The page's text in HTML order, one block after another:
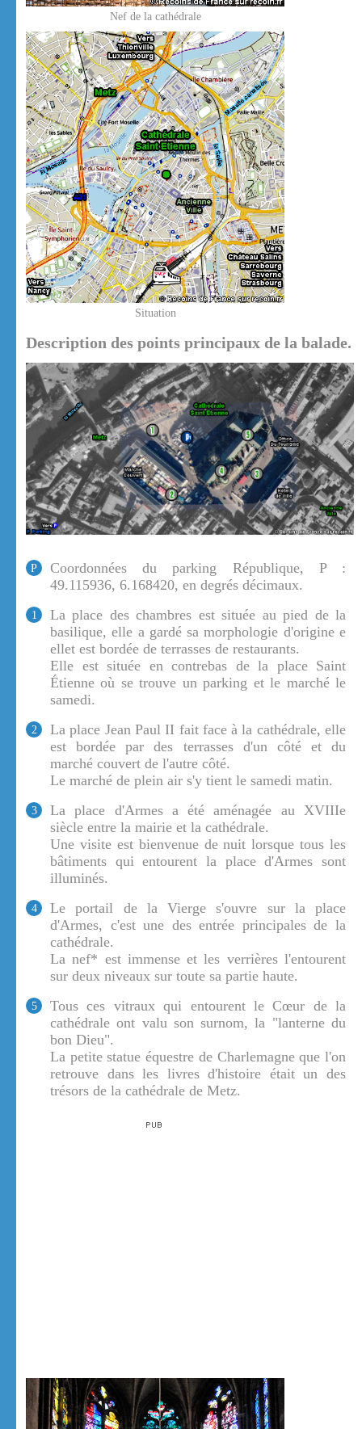
Nef de la cathédrale
Situation
Description des points principaux de la balade.
P
Coordonnées du parking République, P :
49.115936, 6.168420, en degrés décimaux.
1
La place des chambres est située au pied de la
basilique, elle a gardé sa morphologie d'origine e
ellet est bordée de terrasses de restaurants.
Elle est située en contrebas de la place Saint
Étienne où se trouve un parking et le marché le
samedi.
2
La place Jean Paul II fait face à la cathédrale, elle
est bordée par des terrasses d'un côté et du
marché couvert de l'autre côté.
Le marché de plein air s'y tient le samedi matin.
3
La place d'Armes a été aménagée au XVIIIe
siècle entre la mairie et la cathédrale.
Une visite est bienvenue de nuit lorsque tous les
bâtiments qui entourent la place d'Armes sont
illuminés.
4
Le portail de la Vierge s'ouvre sur la place
d'Armes, c'est une des entrée principales de la
cathédrale.
La nef* est immense et les verrières l'entourent
sur deux niveaux sur toute sa partie haute.
5
Tous ces vitraux qui entourent le Cœur de la
cathédrale ont valu son surnom, la "lanterne du
bon Dieu".
La petite statue équestre de Charlemagne que l'on
retrouve dans les livres d'histoire était un des
trésors de la cathédrale de Metz.